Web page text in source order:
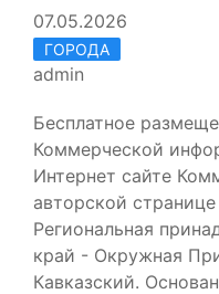
07.05.2026
ГОРОДА
admin
Бесплатное
Коммерческой
Интернет сайте
авторской
Региональная
край - Окружная
Кавказский.